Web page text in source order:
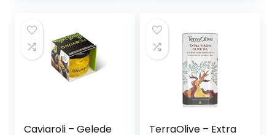
Caviaroli – Gelede
TerraOlive – Extra